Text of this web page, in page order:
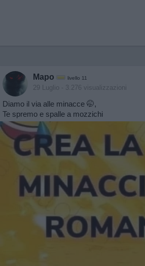
Mapo livello 11
29 Luglio - 3.276 visualizzazioni
Diamo il via alle minacce 🤭,
Te spremo e spalle a mozzichi